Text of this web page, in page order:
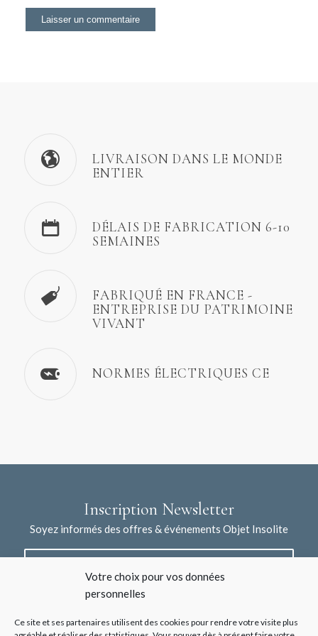
Votre choix pour vos données
personnelles
Ce site et ses partenaires utilisent des cookies pour rendre votre visite plus
LIVRAISON DANS LE MONDE
ENTIER
DÉLAIS DE FABRICATION 6-10
SEMAINES
FABRIQUÉ EN FRANCE -
ENTREPRISE DU PATRIMOINE
VIVANT
NORMES ÉLECTRIQUES CE
Inscription Newsletter
Soyez informés des offres & événements Objet Insolite